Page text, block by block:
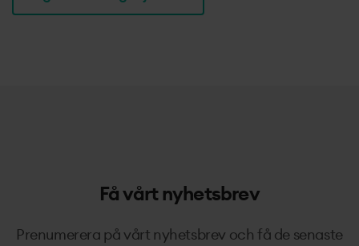
Få vårt nyhetsbrev
Prenumerera på vårt nyhetsbrev och få de senaste